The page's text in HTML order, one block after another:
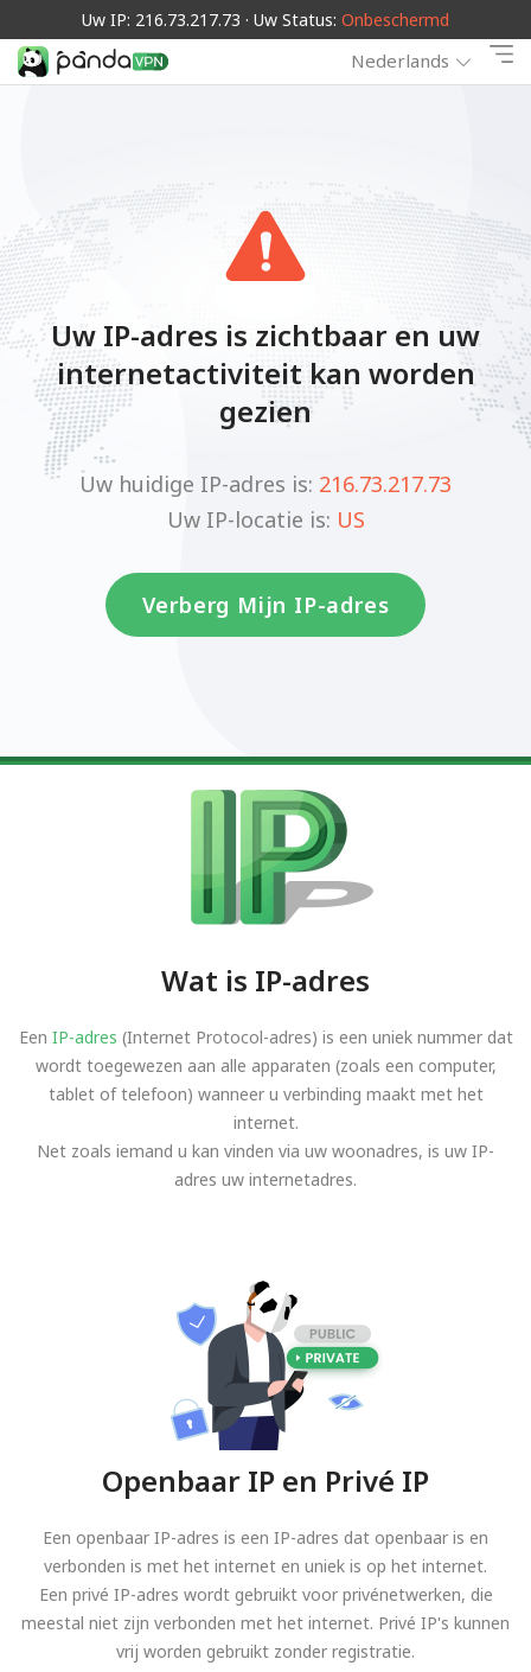
Uw IP: 216.73.217.73 · Uw Status: Onbeschermd
Nederlands
Uw IP-adres is zichtbaar en uw
internetactiviteit kan worden
gezien
Uw huidige IP-adres is: 216.73.217.73
Uw IP-locatie is: US
Verberg Mijn IP-adres
Wat is IP-adres
Een IP-adres (Internet Protocol-adres) is een uniek nummer dat
wordt toegewezen aan alle apparaten (zoals een computer,
tablet of telefoon) wanneer u verbinding maakt met het
internet.
Net zoals iemand u kan vinden via uw woonadres, is uw IP-
adres uw internetadres.
Openbaar IP en Privé IP
Een openbaar IP-adres is een IP-adres dat openbaar is en
verbonden is met het internet en uniek is op het internet.
Een privé IP-adres wordt gebruikt voor privénetwerken, die
meestal niet zijn verbonden met het internet. Privé IP's kunnen
vrij worden gebruikt zonder registratie.